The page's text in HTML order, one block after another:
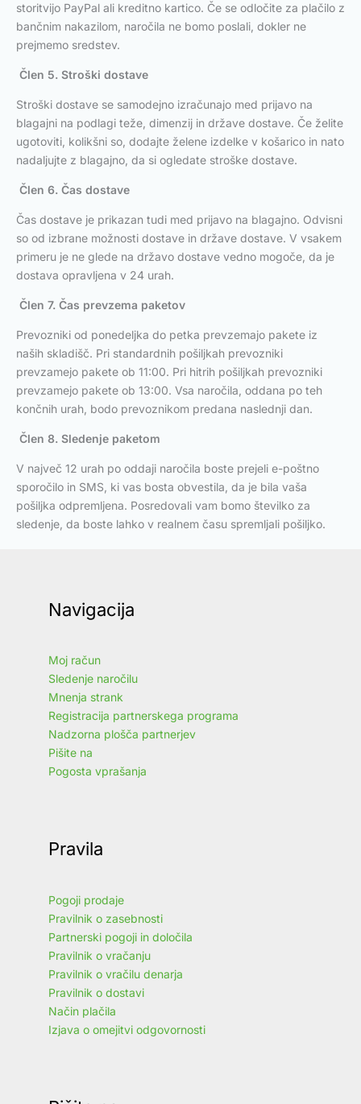
storitvijo PayPal ali kreditno kartico. Če se odločite za plačilo z
bančnim nakazilom, naročila ne bomo poslali, dokler ne
prejmemo sredstev.
Člen 5. Stroški dostave
Stroški dostave se samodejno izračunajo med prijavo na
blagajni na podlagi teže, dimenzij in države dostave. Če želite
ugotoviti, kolikšni so, dodajte želene izdelke v košarico in nato
nadaljujte z blagajno, da si ogledate stroške dostave.
Člen 6. Čas dostave
Čas dostave je prikazan tudi med prijavo na blagajno. Odvisni
so od izbrane možnosti dostave in države dostave. V vsakem
primeru je ne glede na državo dostave vedno mogoče, da je
dostava opravljena v 24 urah.
Člen 7. Čas prevzema paketov
Prevozniki od ponedeljka do petka prevzemajo pakete iz
naših skladišč. Pri standardnih pošiljkah prevozniki
prevzamejo pakete ob 11:00. Pri hitrih pošiljkah prevozniki
prevzamejo pakete ob 13:00. Vsa naročila, oddana po teh
končnih urah, bodo prevoznikom predana naslednji dan.
Člen 8. Sledenje paketom
V največ 12 urah po oddaji naročila boste prejeli e-poštno
sporočilo in SMS, ki vas bosta obvestila, da je bila vaša
pošiljka odpremljena. Posredovali vam bomo številko za
sledenje, da boste lahko v realnem času spremljali pošiljko.
Navigacija
Moj račun
Sledenje naročilu
Mnenja strank
Registracija partnerskega programa
Nadzorna plošča partnerjev
Pišite na
Pogosta vprašanja
Pravila
Pogoji prodaje
Pravilnik o zasebnosti
Partnerski pogoji in določila
Pravilnik o vračanju
Pravilnik o vračilu denarja
Pravilnik o dostavi
Način plačila
Izjava o omejitvi odgovornosti